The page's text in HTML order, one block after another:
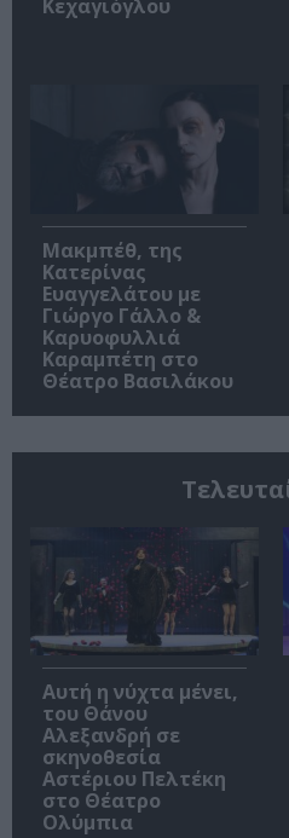
Κεχαγιόγλου
Μακμπέθ, της
Κατερίνας
Ευαγγελάτου με
Γιώργο Γάλλο &
Καρυοφυλλιά
Καραμπέτη στο
Θέατρο Βασιλάκου
Αυτή η νύχτα μένει,
του Θάνου
Αλεξανδρή σε
σκηνοθεσία
Αστέριου Πελτέκη
στο Θέατρο
Ολύμπια